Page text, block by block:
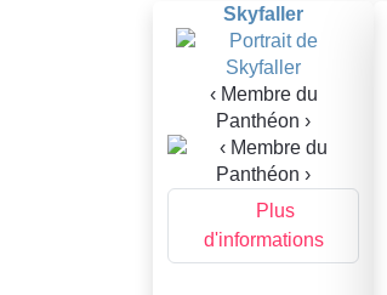
Skyfaller
‹ Membre du
Panthéon ›
Plus
d'informations